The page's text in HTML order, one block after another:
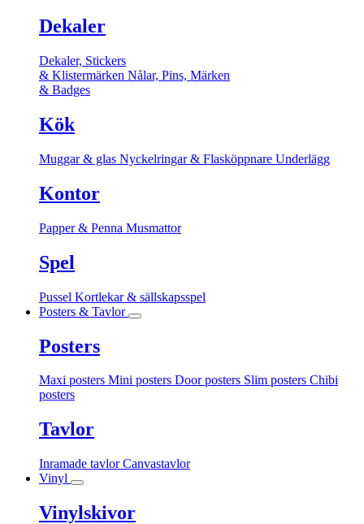
Dekaler
Dekaler, Stickers
& Klistermärken Nålar, Pins, Märken
& Badges
Kök
Muggar & glas Nyckelringar & Flasköppnare Underlägg
Kontor
Papper & Penna Musmattor
Spel
Pussel Kortlekar & sällskapsspel
Posters & Tavlor
Posters
Maxi posters Mini posters Door posters Slim posters Chibi
posters
Tavlor
Inramade tavlorCanvastavlor
Vinyl
Vinylskivor